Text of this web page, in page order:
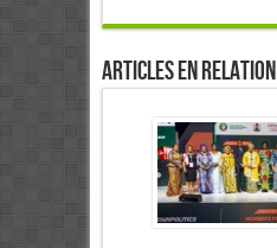
Articles en relation